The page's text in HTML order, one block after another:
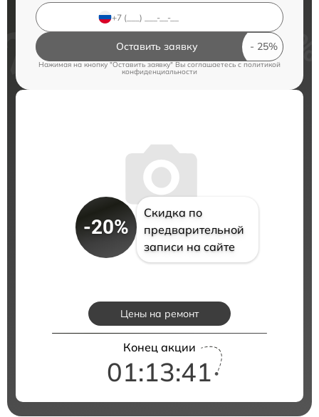
Оставить заявку
Нажимая на кнопку "Оставить заявку" Вы соглашаетесь c политикой
конфиденциальности
-20%
Скидка по
предварительной
записи на сайте
Цены на ремонт
Конец акции
01:13:40